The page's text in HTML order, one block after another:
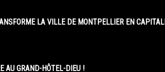
LA VILLE DE MONTPELLIER EN
AU GRAND-HÔTEL-DIEU !